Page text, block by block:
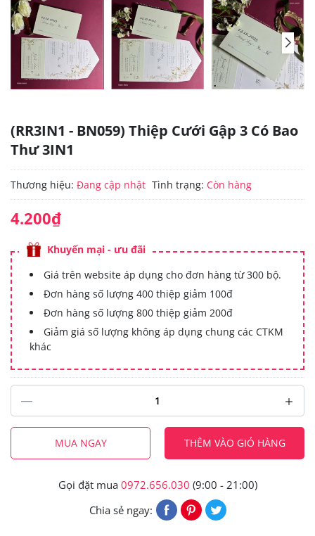
(RR3IN1 - BN059) Thiệp Cưới Gập 3 Có Bao
Thư 3IN1
Thương hiệu: Đang cập nhật Tình trạng: Còn hàng
4.200₫
Khuyến mại - ưu đãi
Giá trên website áp dụng cho đơn hàng từ 300 bộ.
Đơn hàng số lượng 400 thiệp giảm 100đ
Đơn hàng số lượng 800 thiệp giảm 200đ
Giảm giá số lượng không áp dụng chung các CTKM
khác
MUA NGAY THÊM VÀO GIỎ HÀNG
Gọi đặt mua 0972.656.030 (9:00 - 21:00)
Chia sẻ ngay: